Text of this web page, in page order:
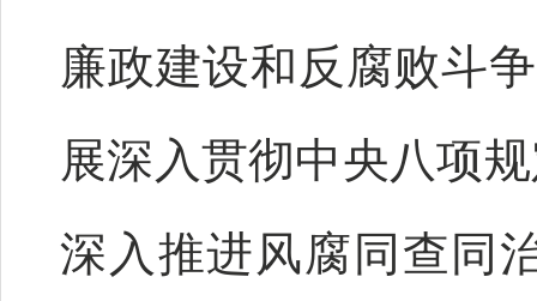
廉政建设和反腐败斗
展深入贯彻中央八项
深入推进风腐同查同